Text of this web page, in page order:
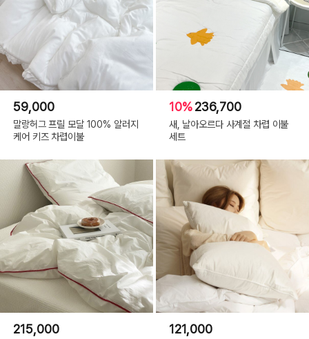
59,000
말랑허그 프릴 모달 100% 알러지
케어 키즈 차렵이불
10%236,700
새, 날아오르다 사계절 차렵 이불
세트
215,000 121,000